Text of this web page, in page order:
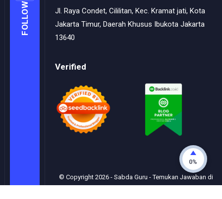
FOLLOW
Jl. Raya Condet, Cililitan, Kec. Kramat jati, Kota
Jakarta Timur, Daerah Khusus Ibukota Jakarta
13640
Verified
© Copyright2026 -Sabda Guru - Temukan Jawaban di
0%